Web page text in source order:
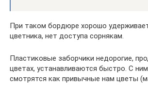
При таком бордюре хорошо
цветника, нет доступа сорнякам.
Пластиковые заборчики недорогие,
цветах, устанавливаются быстро. С
смотрятся как привычные нам цветы